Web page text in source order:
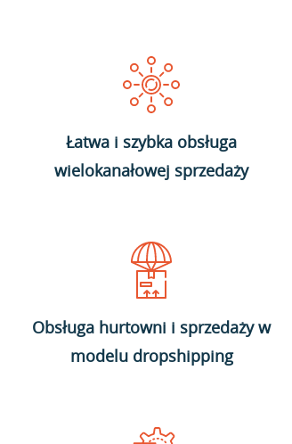
Łatwa i szybka obsługa
wielokanałowej sprzedaży
Obsługa hurtowni i sprzedaży w
modelu dropshipping